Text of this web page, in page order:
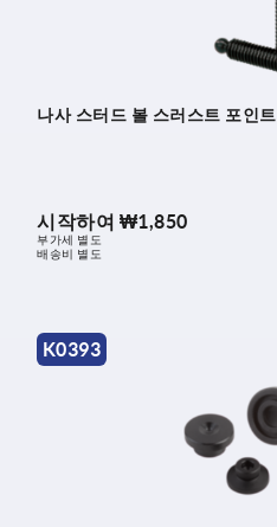
나사 스터드 볼 스러스트 포인트
시작하여 ₩1,850
부가세 별도
배송비 별도
K0393